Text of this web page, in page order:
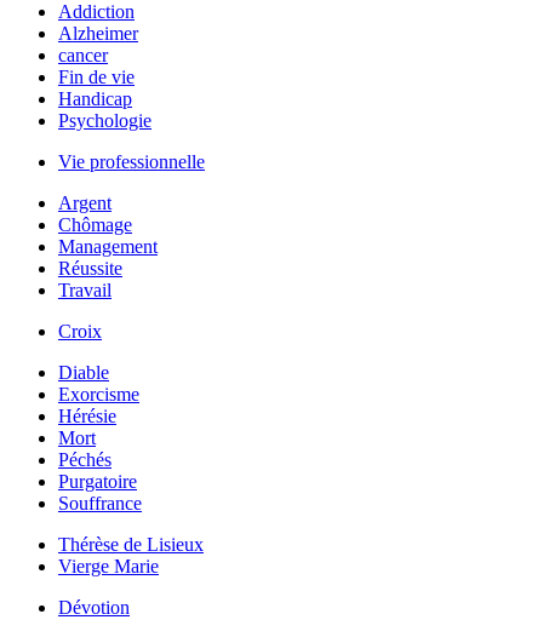
Addiction
Alzheimer
cancer
Fin de vie
Handicap
Psychologie
Vie professionnelle
Argent
Chômage
Management
Réussite
Travail
Croix
Diable
Exorcisme
Hérésie
Mort
Péchés
Purgatoire
Souffrance
Thérèse de Lisieux
Vierge Marie
Dévotion